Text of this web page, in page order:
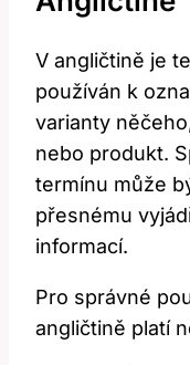
V angličtině je
používán k
varianty
nebo produkt.
termínu může
přesnému
informací.
Pro správné
angličtině platí